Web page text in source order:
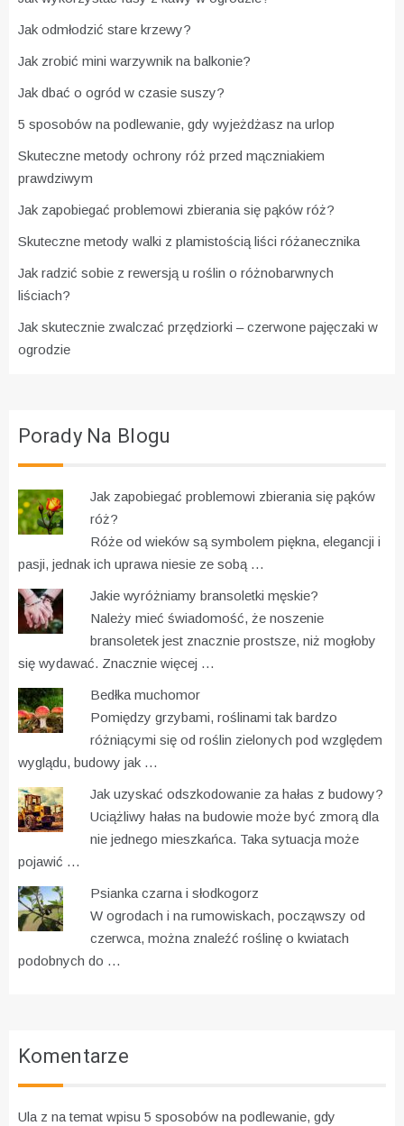
Jak odmłodzić stare krzewy?
Jak zrobić mini warzywnik na balkonie?
Jak dbać o ogród w czasie suszy?
5 sposobów na podlewanie, gdy wyjeżdżasz na urlop
Skuteczne metody ochrony róż przed mączniakiem
prawdziwym
Jak zapobiegać problemowi zbierania się pąków róż?
Skuteczne metody walki z plamistością liści różanecznika
Jak radzić sobie z rewersją u roślin o różnobarwnych
liściach?
Jak skutecznie zwalczać przędziorki – czerwone pajęczaki w
ogrodzie
Porady Na Blogu
Jak zapobiegać problemowi zbierania się pąków
róż?
Róże od wieków są symbolem piękna, elegancji i
pasji, jednak ich uprawa niesie ze sobą …
Jakie wyróżniamy bransoletki męskie?
Należy mieć świadomość, że noszenie
bransoletek jest znacznie prostsze, niż mogłoby
się wydawać. Znacznie więcej …
Bedłka muchomor
Pomiędzy grzybami, roślinami tak bardzo
różniącymi się od roślin zielonych pod względem
wyglądu, budowy jak …
Jak uzyskać odszkodowanie za hałas z budowy?
Uciążliwy hałas na budowie może być zmorą dla
nie jednego mieszkańca. Taka sytuacja może
pojawić …
Psianka czarna i słodkogorz
W ogrodach i na rumowiskach, począwszy od
czerwca, można znaleźć roślinę o kwiatach
podobnych do …
Komentarze
Ula z na temat wpisu 5 sposobów na podlewanie, gdy